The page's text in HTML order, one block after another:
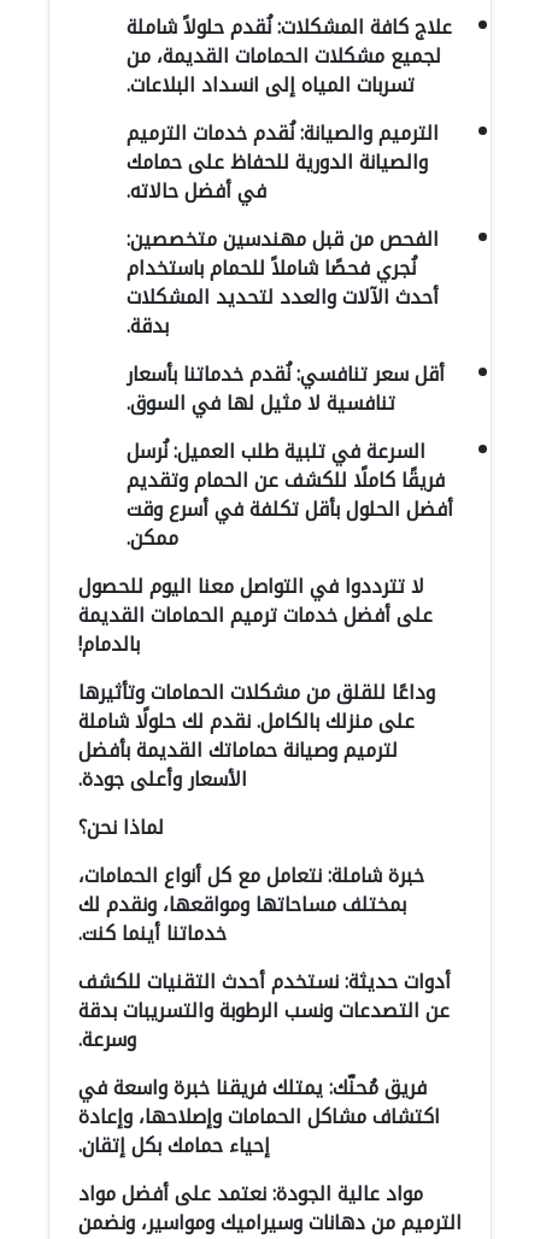
علاج كافة المشكلات: نُقدم حلولاً شاملة
لجميع مشكلات الحمامات القديمة، من
تسربات المياه إلى انسداد البلاعات.
الترميم والصيانة: نُقدم خدمات الترميم
والصيانة الدورية للحفاظ على حمامك
في أفضل حالاته.
الفحص من قبل مهندسين متخصصين:
نُجري فحصًا شاملاً للحمام باستخدام
أحدث الآلات والعدد لتحديد المشكلات
بدقة.
أقل سعر تنافسي: نُقدم خدماتنا بأسعار
تنافسية لا مثيل لها في السوق.
السرعة في تلبية طلب العميل: نُرسل
فريقًا كاملًا للكشف عن الحمام وتقديم
أفضل الحلول بأقل تكلفة في أسرع وقت
ممكن.
لا تترددوا في التواصل معنا اليوم للحصول
على أفضل خدمات ترميم الحمامات القديمة
بالدمام!
وداعًا للقلق من مشكلات الحمامات وتأثيرها
على منزلك بالكامل. نقدم لك حلولًا شاملة
لترميم وصيانة حماماتك القديمة بأفضل
الأسعار وأعلى جودة.
لماذا نحن؟
خبرة شاملة: نتعامل مع كل أنواع الحمامات،
بمختلف مساحاتها ومواقعها، ونقدم لك
خدماتنا أينما كنت.
أدوات حديثة: نستخدم أحدث التقنيات للكشف
عن التصدعات ونسب الرطوبة والتسريبات بدقة
وسرعة.
فريق مُحنّك: يمتلك فريقنا خبرة واسعة في
اكتشاف مشاكل الحمامات وإصلاحها، وإعادة
إحياء حمامك بكل إتقان.
مواد عالية الجودة: نعتمد على أفضل مواد
الترميم من دهانات وسيراميك ومواسير، ونضمن